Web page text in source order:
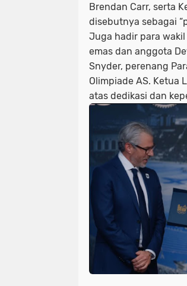
Brendan Carr, serta
disebutnya sebagai
Juga hadir para
emas dan anggota
Snyder, perenang
Olimpiade AS. Ketua
atas dedikasi dan